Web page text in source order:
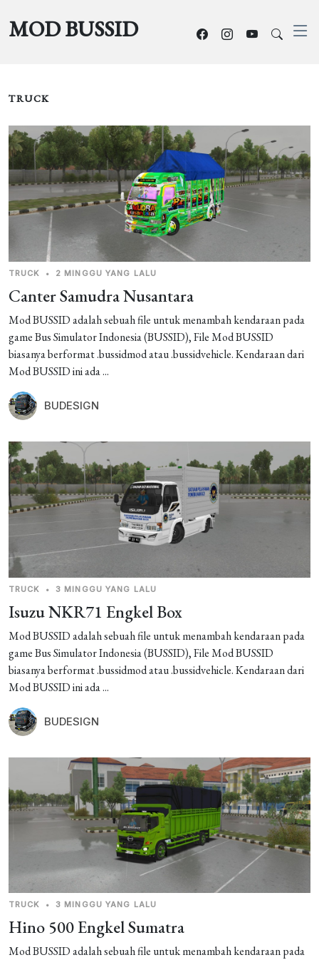
MOD BUSSID
TRUCK
TRUCK • 2 MINGGU YANG LALU
Canter Samudra Nusantara
Mod BUSSID adalah sebuah file untuk menambah kendaraan pada
game Bus Simulator Indonesia (BUSSID), File Mod BUSSID
biasanya berformat .bussidmod atau .bussidvehicle. Kendaraan dari
Mod BUSSID ini ada ...
BUDESIGN
TRUCK • 3 MINGGU YANG LALU
Isuzu NKR71 Engkel Box
Mod BUSSID adalah sebuah file untuk menambah kendaraan pada
game Bus Simulator Indonesia (BUSSID), File Mod BUSSID
biasanya berformat .bussidmod atau .bussidvehicle. Kendaraan dari
Mod BUSSID ini ada ...
BUDESIGN
TRUCK • 3 MINGGU YANG LALU
Hino 500 Engkel Sumatra
Mod BUSSID adalah sebuah file untuk menambah kendaraan pada